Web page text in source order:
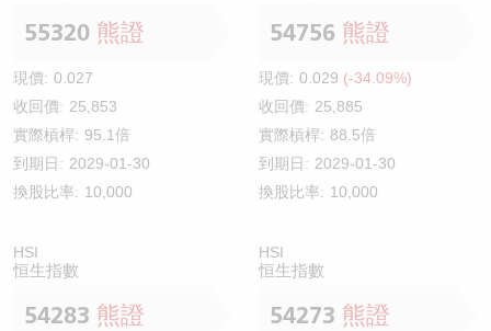
55320 熊證
現價: 0.027
收回價: 25,853
實際槓桿: 95.1倍
到期日: 2029-01-30
換股比率: 10,000
54756 熊證
現價: 0.029 (-34.09%)
收回價: 25,885
實際槓桿: 88.5倍
到期日: 2029-01-30
換股比率: 10,000
HSI
恒生指數
54283 熊證
HSI
恒生指數
54273 熊證